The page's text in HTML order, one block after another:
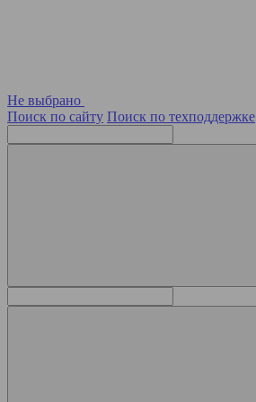
Не выбрано
Поиск по сайту Поиск по техподдержке